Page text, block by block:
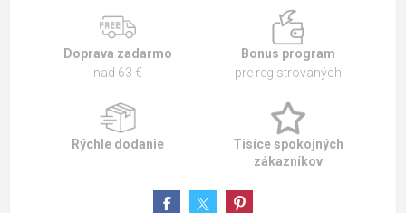
Doprava zadarmo
nad 63 €
Bonus program
pre registrovaných
Rýchle dodanie
Tisíce spokojných
zákazníkov